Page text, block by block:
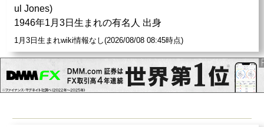
ul Jones)
1946年1月3日生まれの有名人 出身
1月3日生まれwiki情報なし(2026/08/08 08:45時点)